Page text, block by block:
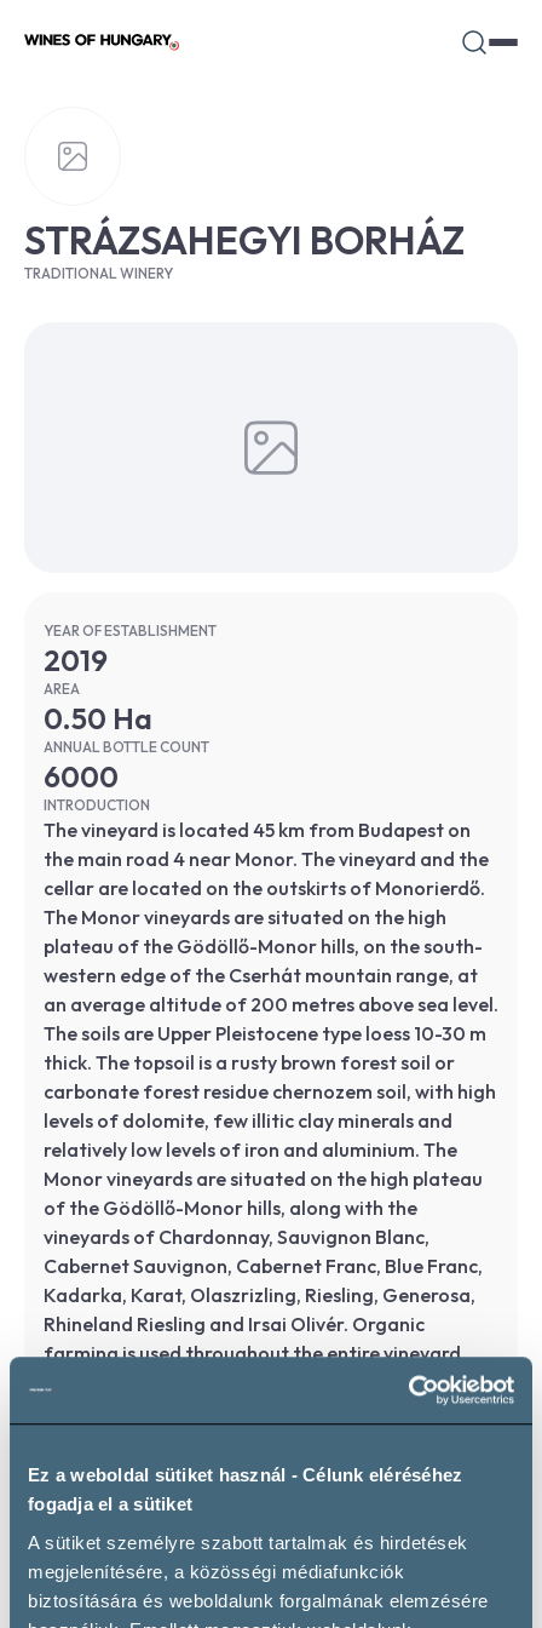
Ez a weboldal sütiket használ - Célunk eléréséhez
fogadja el a sütiket
A sütiket személyre szabott tartalmak és hirdetések
megjelenítésére, a közösségi médiafunkciók
biztosítására és weboldalunk forgalmának elemzésére
STRÁZSAHEGYI BORHÁZ
TRADITIONAL WINERY
YEAR OF ESTABLISHMENT
2019
AREA
0.50 Ha
ANNUAL BOTTLE COUNT
6000
INTRODUCTION
The vineyard is located 45 km from Budapest on
the main road 4 near Monor. The vineyard and the
cellar are located on the outskirts of Monorierdő.
The Monor vineyards are situated on the high
plateau of the Gödöllő-Monor hills, on the south-
western edge of the Cserhát mountain range, at
an average altitude of 200 metres above sea level.
The soils are Upper Pleistocene type loess 10-30 m
thick. The topsoil is a rusty brown forest soil or
carbonate forest residue chernozem soil, with high
levels of dolomite, few illitic clay minerals and
relatively low levels of iron and aluminium. The
Monor vineyards are situated on the high plateau
of the Gödöllő-Monor hills, along with the
vineyards of Chardonnay, Sauvignon Blanc,
Cabernet Sauvignon, Cabernet Franc, Blue Franc,
Kadarka, Karat, Olaszrizling, Riesling, Generosa,
Rhineland Riesling and Irsai Olivér. Organic
farming is used throughout the entire vineyard.
Services